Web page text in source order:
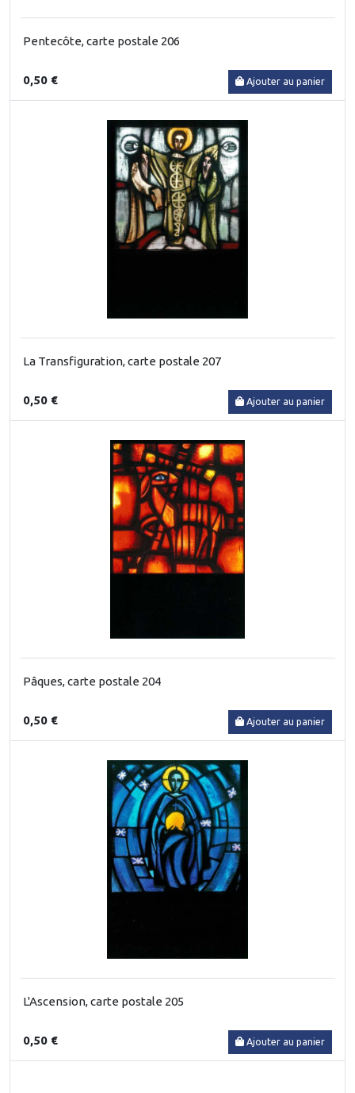
Pentecôte, carte postale 206
0,50 € Ajouter au panier
La Transfiguration, carte postale 207
0,50 € Ajouter au panier
Pâques, carte postale 204
0,50 € Ajouter au panier
L'Ascension, carte postale 205
0,50 € Ajouter au panier